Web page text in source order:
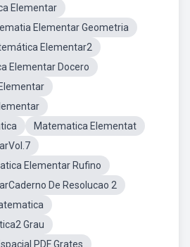
Elementar
Elementar Geometria
Elementar2
Elementar Docero
Matematica Elementat
Elementar Rufino
De Resolucao 2
Grau
PDF Grates